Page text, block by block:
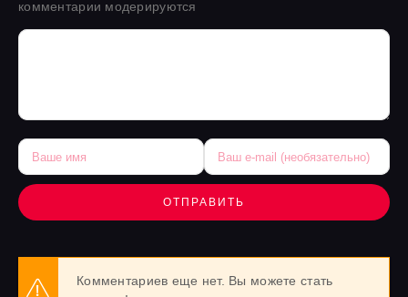
комментарии модерируются
ОТПРАВИТЬ
Комментариев еще нет. Вы можете стать